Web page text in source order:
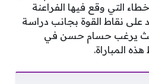
التي وقع فيها الفراعنة
على نقاط القوة بجانب دراسة
حيث يرغب حسام حسن في
المباراة.